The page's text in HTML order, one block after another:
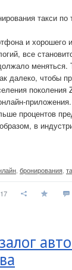
такси по
и
все
далеко, чтобы
процентов
в
бронирования